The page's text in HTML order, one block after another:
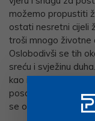
možemo propustiti
ostati nesretni cijeli
troši mnogo životne
Oslobodivši se tih
sreću i svježinu
kao i unutarnji
posao kojem i sami
se othrvamo